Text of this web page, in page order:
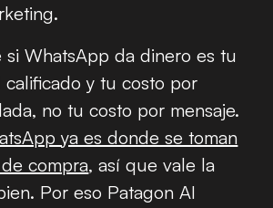
WhatsApp da dinero es tu
y tu costo por
no tu costo por mensaje.
ya es donde se toman
compra, así que vale la
Por eso Patagon AI